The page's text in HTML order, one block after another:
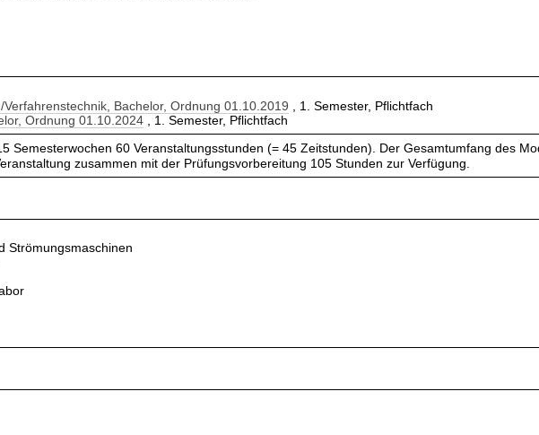
Verfahrenstechnik, Bachelor, Ordnung 01.10.2019 , 1. Semester, Pflichtfach
Ordnung 01.10.2024 , 1. Semester, Pflichtfach
Semesterwochen 60 Veranstaltungsstunden (= 45 Zeitstunden). Der Gesamtumfang des
zusammen mit der Prüfungsvorbereitung 105 Stunden zur Verfügung.
Strömungsmaschinen